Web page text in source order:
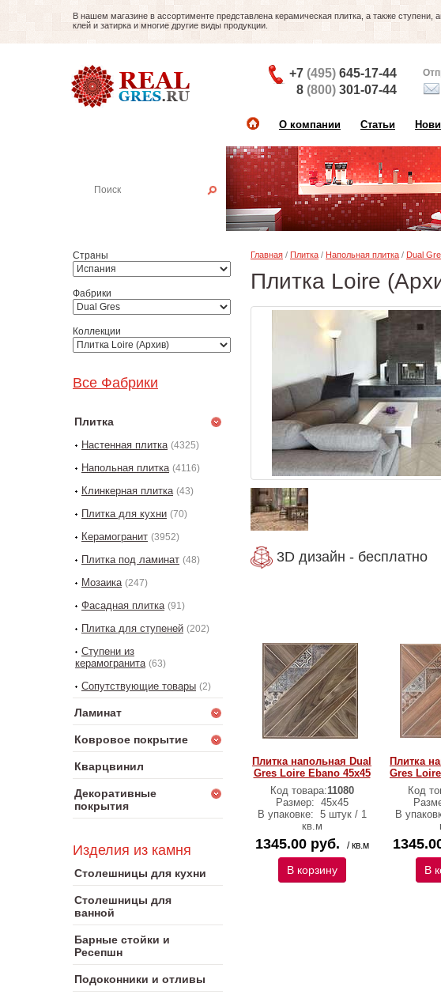
В нашем магазине в ассортименте представлена керамическая плитка, а также ступени,
клей и затирка и многие другие виды продукции.
+7 (495) 645-17-44
8 (800) 301-07-44
О компании Статьи
Страны
Фабрики
Коллекции
Все Фабрики
Плитка
Настенная плитка (4325)
Напольная плитка (4116)
Клинкерная плитка (43)
Плитка для кухни (70)
Керамогранит (3952)
Плитка под ламинат (48)
Мозаика (247)
Фасадная плитка (91)
Плитка для ступеней (202)
Ступени из
керамогранита (63)
Сопутствующие товары (2)
Ламинат
Ковровое покрытие
Кварцвинил
Декоративные
покрытия
Изделия из камня
Столешницы для кухни
Столешницы для
ванной
Барные стойки и
Ресепшн
Подоконники и отливы
Главная / Плитка / Напольная плитка / Dual
Плитка Loire
3D дизайн - бесплатно
Плитка напольная Dual
Gres Loire Ebano 45х45
Код товара:11080
Размер: 45х45
В упаковке: 5 штук / 1
кв.м
1345.00 руб. / кв.м
В корзину
Плитка
Gres
Код
В
В